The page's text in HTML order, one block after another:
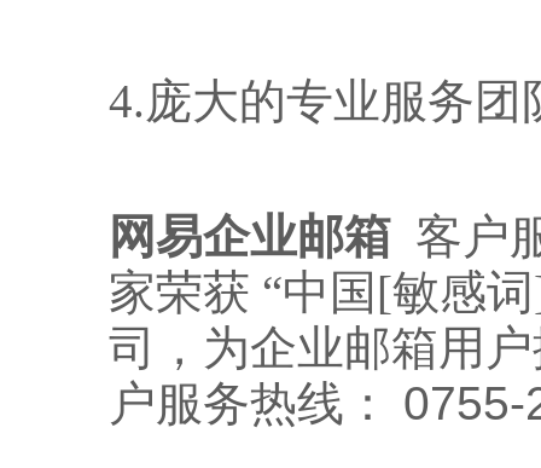
4.庞大的专业服务团
网易企业邮箱 客户
家荣获 “中国[敏感
司，为企业邮箱用
户服务热线：
0755-